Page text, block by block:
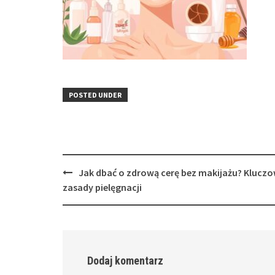
POSTED UNDER
Post
navigation
Jak dbać o zdrową cerę bez makijażu?
zasady pielęgnacji
Dodaj komentarz